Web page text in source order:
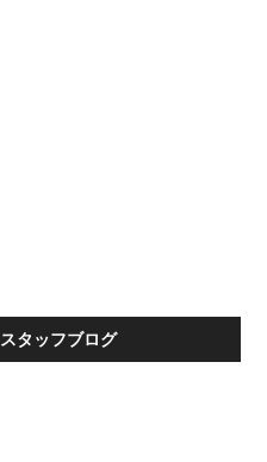
タッフブログ